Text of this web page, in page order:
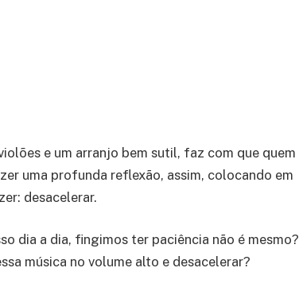
e um arranjo bem sutil, faz com que quem
uma profunda reflexão, assim, colocando em
desacelerar.
dia a dia, fingimos ter paciência não é mesmo?
música no volume alto e desacelerar?